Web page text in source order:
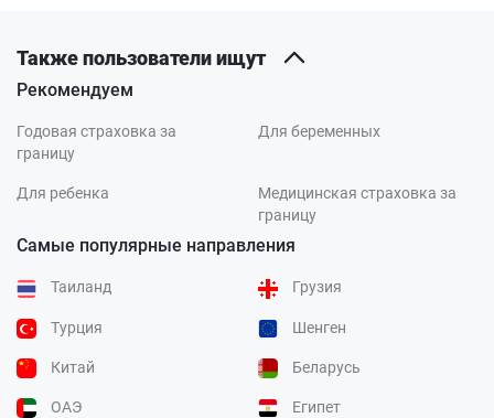
Также пользователи ищут
Рекомендуем
Годовая страховка за
границу
Для беременных
Для ребенка
Медицинская страховка за
границу
Самые популярные направления
Таиланд Грузия
Турция Шенген
Китай Беларусь
ОАЭ Египет